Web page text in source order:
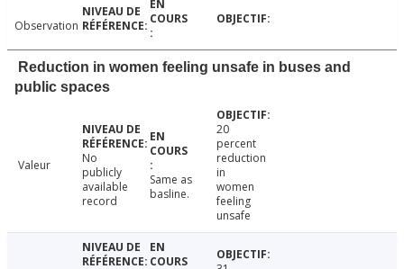
Observation
Reduction in women feeling unsafe in buses and
public spaces
Valeur
No
publicly
available
record
Same as
basline.
20
percent
reduction
in
women
feeling
unsafe